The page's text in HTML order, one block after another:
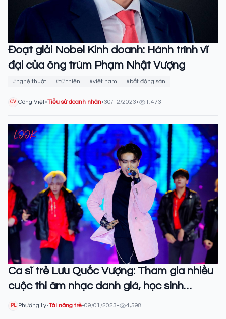
Đoạt giải Nobel Kinh doanh: Hành trình vĩ
đại của ông trùm Phạm Nhật Vượng
#nghệ thuật #từ thiện #việt nam #bất động sản
CV Công Việt•Tiểu sử doanh nhân•30/12/2023• 1,473
Ca sĩ trẻ Lưu Quốc Vượng: Tham gia nhiều
cuộc thi âm nhạc danh giá, học sinh
trường Chuyên top đầu cả nước
PL Phương Ly•Tài năng trẻ•09/01/2023• 4,598